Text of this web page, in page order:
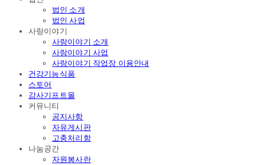
법인 소개
법인 사업
사랑이야기
사랑이야기 소개
사랑이야기 사업
사랑이야기 작업장 이용안내
건강기능식품
스토어
감사기프트몰
커뮤니티
공지사항
자유게시판
고충처리함
나눔공간
자원봉사란